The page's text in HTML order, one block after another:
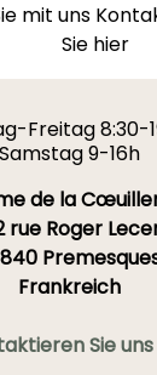
mit uns
Sie hier
Freitag 8:30-
Samstag 9-16h
de la
rue Roger
Frankreich
Sie